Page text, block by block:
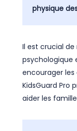
physique
Il est crucial
psychologique
encourager
KidsGuard Pro
aider les